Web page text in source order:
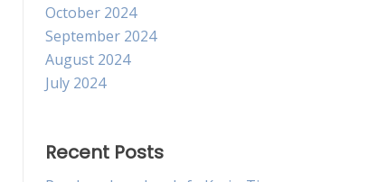
October 2024
September 2024
August 2024
July 2024
Recent Posts